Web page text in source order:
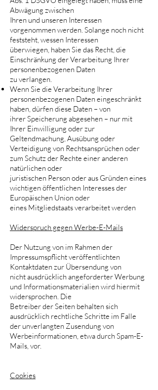
Abwägung zwischen
Ihren und unseren Interessen
vorgenommen werden. Solange noch nicht
feststeht, wessen Interessen
überwiegen, haben Sie das Recht, die
Einschränkung der Verarbeitung Ihrer
personenbezogenen Daten
zu verlangen.
Wenn Sie die Verarbeitung Ihrer
personenbezogenen Daten eingeschränkt
haben, dürfen diese Daten – von
ihrer Speicherung abgesehen – nur mit
Ihrer Einwilligung oder zur
Geltendmachung, Ausübung oder
Verteidigung von Rechtsansprüchen oder
zum Schutz der Rechte einer anderen
natürlichen oder
juristischen Person oder aus Gründen eines
wichtigen öffentlichen Interesses der
Europäischen Union oder
eines Mitgliedstaats verarbeitet werden
Widerspruch gegen Werbe-E-Mails
Der Nutzung von im Rahmen der
Impressumspflicht veröffentlichten
Kontaktdaten zur Übersendung von
nicht ausdrücklich angeforderter Werbung
und Informationsmaterialien wird hiermit
widersprochen. Die
Betreiber der Seiten behalten sich
ausdrücklich rechtliche Schritte im Falle
der unverlangten Zusendung von
Werbeinformationen, etwa durch Spam-E-
Mails, vor.
Cookies